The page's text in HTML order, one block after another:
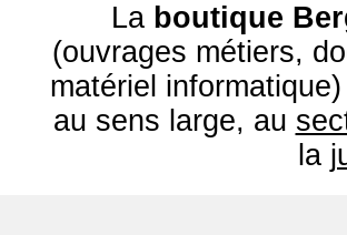
La boutique
(ouvrages métiers,
matériel
au sens large, au
la